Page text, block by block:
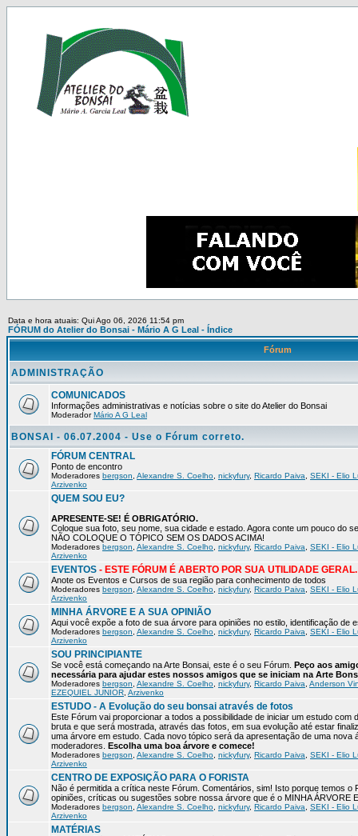
Data e hora atuais: Qui Ago 06, 2026 11:54 pm
FÓRUM do Atelier do Bonsai - Mário A G Leal - Índice
Fórum
ADMINISTRAÇÃO
COMUNICADOS
Informações administrativas e notícias sobre o site do Atelier do Bonsai
ModeradorMário A G Leal
BONSAI - 06.07.2004 - Use o Fórum correto.
FÓRUM CENTRAL
Ponto de encontro
Moderadores bergson Alexandre S. Coelho nickyfury, Ricardo Paiva
SEKI - Elio
Arzivenko
QUEM SOU EU?
APRESENTE-SE! É OBRIGATÓRIO.
Coloque sua foto, seu nome, sua cidade e estado. Agora conte um pouco do
NÃO COLOQUE O TÓPICO SEM OS DADOS ACIMA!
Moderadores bergson Alexandre S. Coelho nickyfury, Ricardo Paiva
SEKI - Elio
Arzivenko
EVENTOS - ESTE FÓRUM É ABERTO POR SUA UTILIDADE GERAL.
Anote os Eventos e Cursos de sua região para conhecimento de todos
Moderadores bergson Alexandre S. Coelho nickyfury, Ricardo Paiva
SEKI - Elio
Arzivenko
MINHA ÁRVORE E A SUA OPINIÃO
Aqui você expõe a foto de sua árvore para opiniões no estilo, identificação de
Moderadores bergson Alexandre S. Coelho nickyfury, Ricardo Paiva
SEKI - Elio
Arzivenko
SOU PRINCIPIANTE
Se você está começando na Arte Bonsai, este é o seu Fórum. Peço aos
necessária para ajudar estes nossos amigos que se iniciam na Arte
Moderadores bergson Alexandre S. Coelho nickyfury, Ricardo Paiva Anderson
EZEQUIEL JUNIOR Arzivenko
ESTUDO - A Evolução do seu bonsai através de fotos
Este Fórum vai proporcionar a todos a possibilidade de iniciar um estudo com
bruta e que será mostrada, através das fotos, em sua evolução até estar
uma árvore em estudo. Cada novo tópico será da apresentação de uma
moderadores. Escolha uma boa árvore e comece!
Moderadores bergson Alexandre S. Coelho nickyfury, Ricardo Paiva
SEKI - Elio
Arzivenko
CENTRO DE EXPOSIÇÃO PARA O FORISTA
Não é permitida a crítica neste Fórum. Comentários, sim! Isto porque temos
opiniões, críticas ou sugestões sobre nossa árvore que é o MINHA ÁRVORE
Moderadores bergson Alexandre S. Coelho nickyfury, Ricardo Paiva
SEKI - Elio
Arzivenko
MATÉRIAS